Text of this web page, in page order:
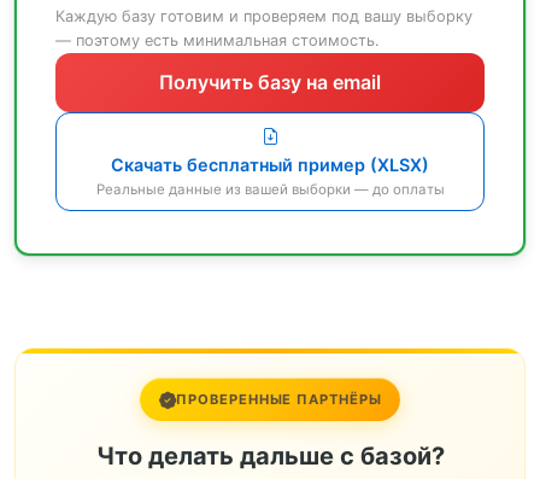
Каждую базу готовим и проверяем под вашу выборку
— поэтому есть минимальная стоимость.
Получить базу на email
Скачать бесплатный пример (XLSX)
Реальные данные из вашей выборки — до оплаты
ПРОВЕРЕННЫЕ ПАРТНЁРЫ
Что делать дальше с базой?